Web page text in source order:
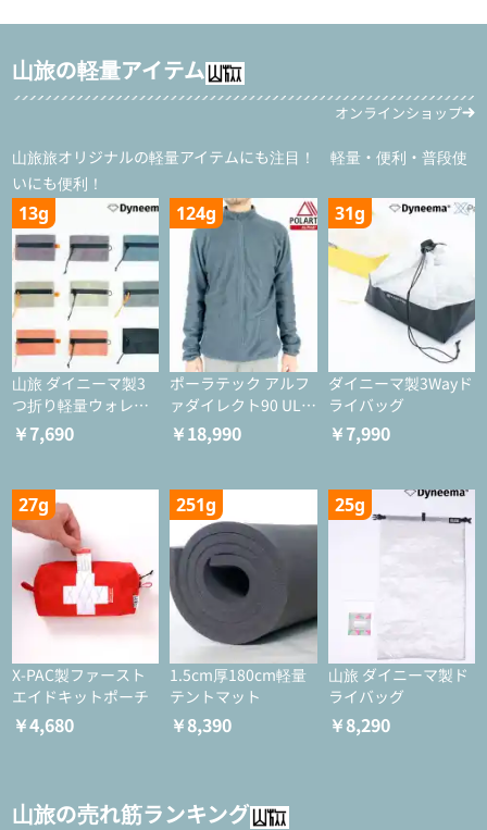
#ゼログラム
#マウンテンローレルデザイン
山旅の軽量アイテム
オンラインショップ
山旅旅オリジナルの軽量アイテムにも注目！ 軽量・便利・普段使
いにも便利！
13g
山旅 ダイニーマ製3
つ折り軽量ウォレッ
ト
￥7,690
124g
ポーラテック アルフ
ァダイレクト90 ULジ
ャケット
￥18,990
31g
ダイニーマ製3Wayド
ライバッグ
￥7,990
27g
X-PAC製ファースト
エイドキットポーチ
￥4,680
251g
1.5cm厚180cm軽量
テントマット
￥8,390
25g
山旅 ダイニーマ製ド
ライバッグ
￥8,290
山旅の売れ筋ランキング